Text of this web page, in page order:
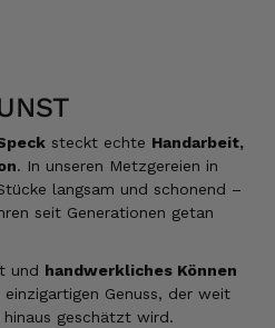
steckt echte Handarbeit,
. In unseren Metzgereien in
langsam und schonend –
seit Generationen getan
und handwerkliches Können
Genuss, der weit
geschätzt wird.